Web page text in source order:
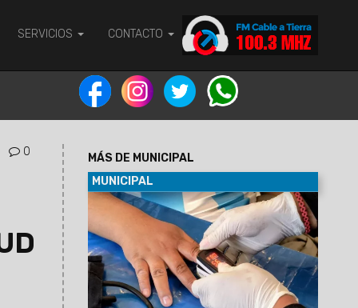
SERVICIOS CONTACTO
0
MÁS DE MUNICIPAL
MUNICIPAL
07/08/2026 Será el viernes 7 de
agosto de 9 a 12 en el predio municipal
de zona este. Habrá servicios médicos,
odontológicos, nutricionistas, enfermería
y otros. La atención será por orden de
llegada y estará destinada a vecinos de
la zona que requieran controles y